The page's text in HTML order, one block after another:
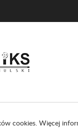
cookies. Więcej